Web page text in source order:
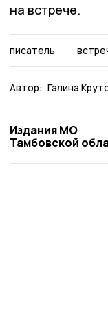
на встрече.
писатель
Автор: Галина
Издания МО
Тамбовской